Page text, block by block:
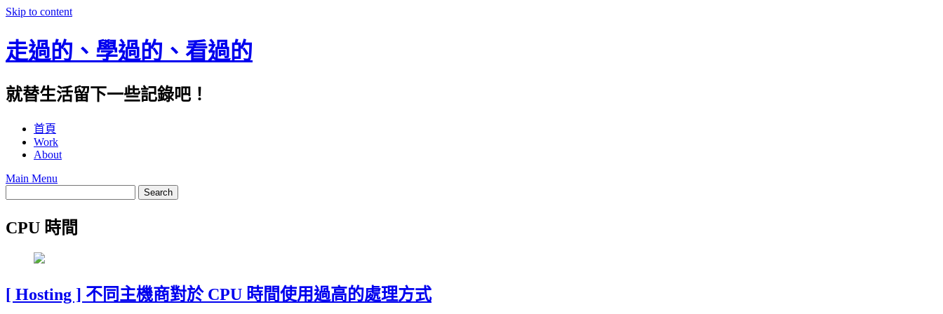
Skip to content
走過的、學過的、看過的
就替生活留下一些記錄吧！
首頁
Work
About
Main Menu
CPU 時間
[ Hosting ] 不同主機商對於 CPU 時間使用過高的處理方式